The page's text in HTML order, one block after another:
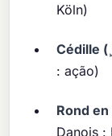
Köln)
Cédille
: ação)
Rond en
Danois :